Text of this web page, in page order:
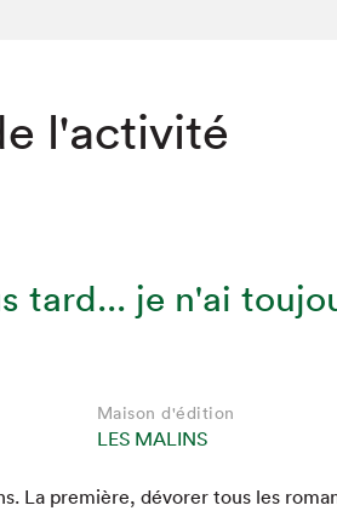
l'activité
tard... je n'ai
Maison d'édition
LES MALINS
La pre­mière, dévor­er tous les